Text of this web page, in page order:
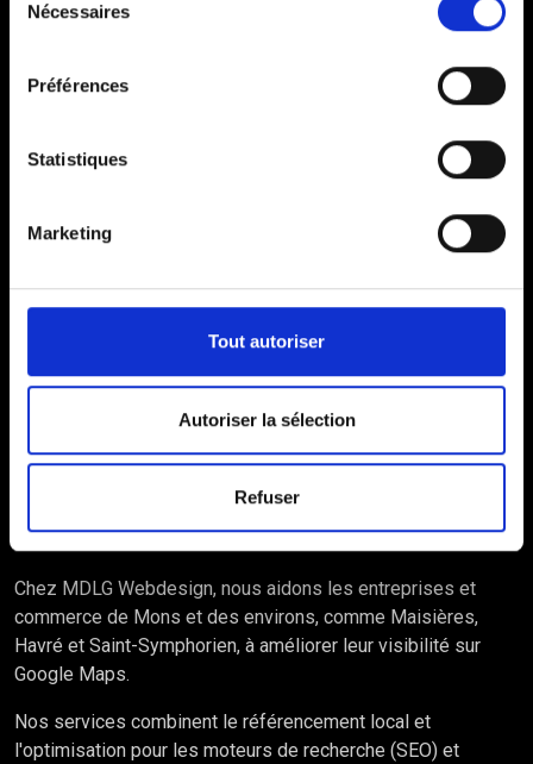
Nécessaires
Préférences
Statistiques
Marketing
Tout autoriser
Autoriser la sélection
Refuser
Services d'optimisation
de fiches établissements
Google à Mons
Chez MDLG Webdesign, nous aidons les entreprises et
commerce de Mons et des environs, comme Maisières,
Havré et Saint-Symphorien, à améliorer leur visibilité sur
Google Maps.
Nos services combinent le référencement local et
l'optimisation pour les moteurs de recherche (SEO) et